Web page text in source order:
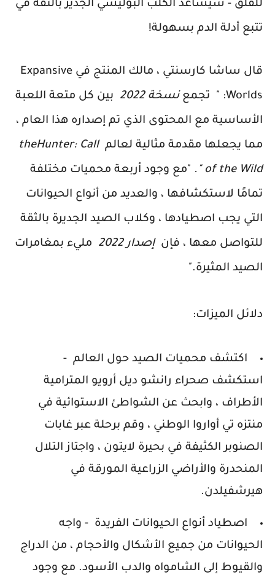
للقلق - سيساعد الكلب البوليسي الجدير بالثقة في
تتبع أدلة الدم بسهولة!
قال ساشا كارسنتي ، مالك المنتج في Expansive
Worlds:
" تجمعنسخة 2022
بين كل متعة اللعبة
الأساسية مع المحتوى الذي تم إصداره هذا العام ،
مما يجعلها مقدمة مثالية لعالمtheHunter: Call
of the Wild ".
"مع وجود أربعة محميات مختلفة
تمامًا لاستكشافها ، والعديد من أنواع الحيوانات
التي يجب اصطيادها ، وكلاب الصيد الجديرة بالثقة
للتواصل معها ، فإنإصدار 2022
مليء بمغامرات
الصيد المثيرة."
دلائل الميزات:
اكتشف محميات الصيد حول العالم -
استكشف صحراء رانشو ديل أرويو المترامية
الأطراف ، وابحث عن الشواطئ الاستوائية في
منتزه تي أواروا الوطني ، وقم برحلة عبر غابات
الصنوبر الكثيفة في بحيرة لايتون ، واجتاز التلال
المنحدرة والأراضي الزراعية المورقة في
هيرشفيلدن.
اصطياد أنواع الحيوانات الفريدة - واجه
الحيوانات من جميع الأشكال والأحجام ، من الدراج
والقيوط إلى الشامواه والدب الأسود. مع وجود